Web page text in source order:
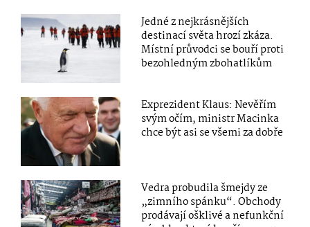
Jedné z nejkrásnějších
destinací světa hrozí zkáza.
Místní průvodci se bouří proti
bezohledným zbohatlíkům
Exprezident Klaus: Nevěřím
svým očím, ministr Macinka
chce být asi se všemi za dobře
Vedra probudila šmejdy ze
„zimního spánku“. Obchody
prodávají ošklivé a nefunkční